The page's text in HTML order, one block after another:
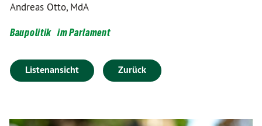
Andreas Otto, MdA
Baupolitik im Parlament
Listenansicht Zurück